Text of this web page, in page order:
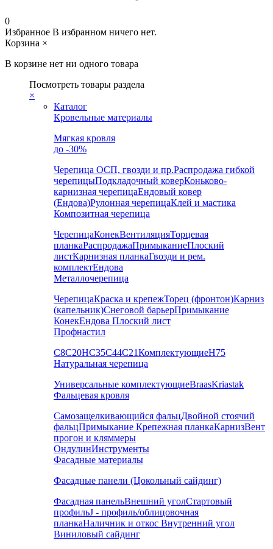
0
Избранное В избранном ничего нет.
Корзина ×
В корзине нет ни одного товара
Посмотреть товары раздела
×
Каталог
Кровельные материалы
Мягкая кровля
до -30%
Черепица ОСП, гвозди и пр.Распродажа гибкой
черепицыПодкладочный коверКоньково-
карнизная черепицаЕндовый ковер
(Ендова)Рулонная черепицаКлей и мастика
Композитная черепица
ЧерепицаКонекВентиляцияТорцевая
планкаРаспродажаПримыканиеПлоский
листКарнизная планкаГвозди и рем.
комплектЕндова
Металлочерепица
ЧерепицаКраска и крепежТорец (фронтон)Карниз
(капельник)Снеговой барьерПримыкание
КонекЕндова Плоский лист
Профнастил
С8С20НС35С44С21КомплектующиеН75
Натуральная черепица
Универсальные комплектующиеBraasKriastak
Фальцевая кровля
Самозащелкивающийся фальцДвойной стоячий
фальцПримыкание Крепежная планкаКарнизВент
прогон и кляммеры
ОндулинИнструменты
Фасадные материалы
Фасадные панели (Цокольный сайдинг)
Фасадная панельВнешний уголСтартовый
профильJ - профиль/облицовочная
планкаНаличник и откос Внутренний угол
Виниловый сайдинг